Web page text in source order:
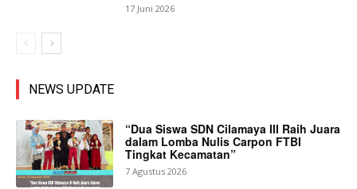
17 Juni 2026
NEWS UPDATE
“Dua Siswa SDN Cilamaya III Raih Juara
dalam Lomba Nulis Carpon FTBI
Tingkat Kecamatan”
7 Agustus 2026